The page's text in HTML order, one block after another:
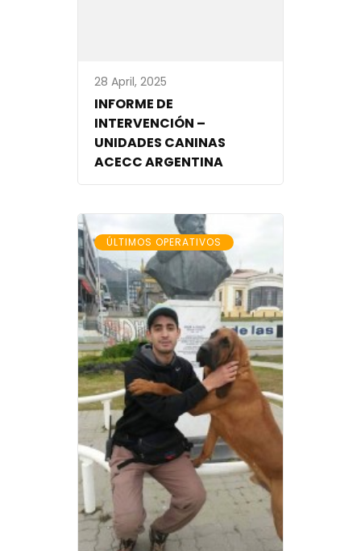
28 April, 2025
INFORME DE
INTERVENCIÓN –
UNIDADES CANINAS
ACECC ARGENTINA
ÚLTIMOS OPERATIVOS